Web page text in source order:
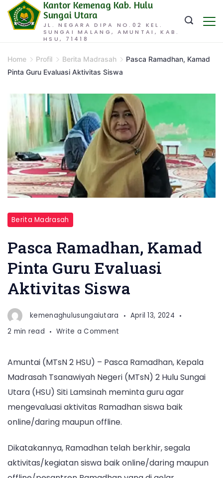
Skip
JL. NEGARA DIPA NO.02 KEL.
SUNGAI MALANG, AMUNTAI, KAB.
HSU, 71418
Kantor Kemenag Kab. Hulu
Sungai Utara
Home Profil Berita Madrasah
Pasca Ramadhan, Kamad
Pinta Guru Evaluasi Aktivitas Siswa
Berita Madrasah
Pasca Ramadhan, Kamad
Pinta Guru Evaluasi
Aktivitas Siswa
kemenaghulusungaiutara
April 13, 2024
2 min read
Write a Comment
Kamad
Pinta
Guru
Evaluasi
Siswa
Amuntai (MTsN 2 HSU) – Pasca Ramadhan, Kepala
Madrasah Tsanawiyah Negeri (MTsN) 2 Hulu Sungai
Utara (HSU) Siti Lamsinah meminta guru agar
mengevaluasi aktivitas Ramadhan siswa baik
online/daring maupun offline.
Dikatakannya, Ramadhan telah berkhir, segala
aktivitas/kegiatan siswa baik online/daring maupun